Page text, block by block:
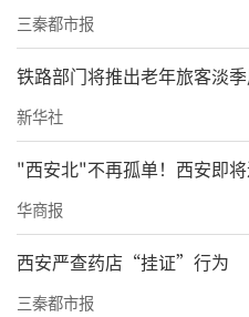
有朋自远方来，九嵕
处，是速度的较量，
千年历史的古县，正
的体育盛会，诚邀四
日的九嵕山下，正上
化的交融与发展的启航
三秦都市报
铁路部门将推出老年旅客淡
新华社
"西安北"不再孤单！西安即
华商报
西安严查药店“挂证”行为
三秦都市报